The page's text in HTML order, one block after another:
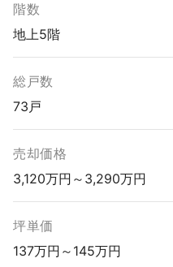
階数
地上5階
総戸数
73戸
売却価格
3,120万円～3,290万円
坪単価
137万円～145万円